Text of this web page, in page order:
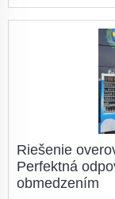
Riešenie
Perfektná
obmedzením